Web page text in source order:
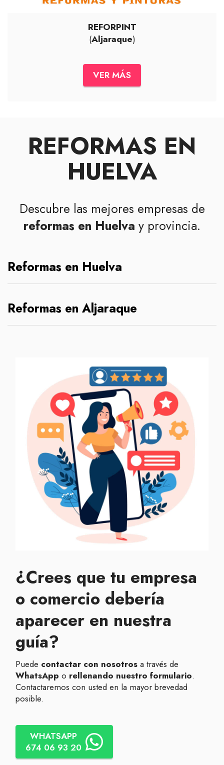
REFORPINT
(Aljaraque)
VER MÁS
REFORMAS EN
HUELVA
Descubre las mejores empresas de
reformas en Huelva y provincia.
Reformas en Huelva
Reformas en Aljaraque
¿Crees que tu empresa
o comercio debería
aparecer en nuestra
guía?
Puede contactar con nosotros a través de
WhatsApp o rellenando nuestro formulario.
Contactaremos con usted en la mayor brevedad
posible.
WHATSAPP
674 06 93 20